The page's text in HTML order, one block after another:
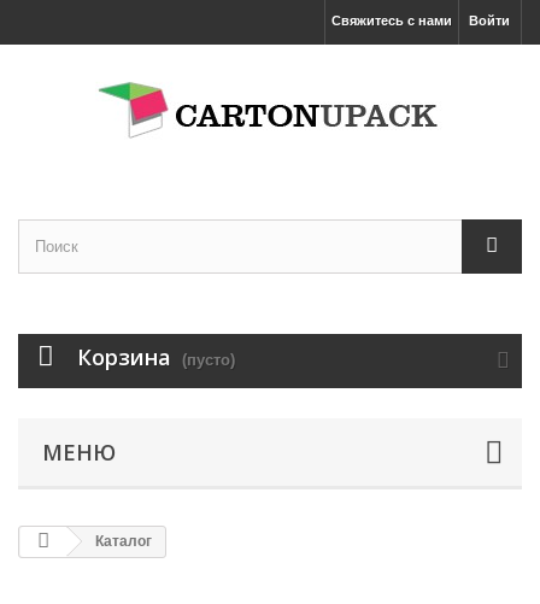
Войти
Свяжитесь с нами
Корзина (пусто)
МЕНЮ
Каталог